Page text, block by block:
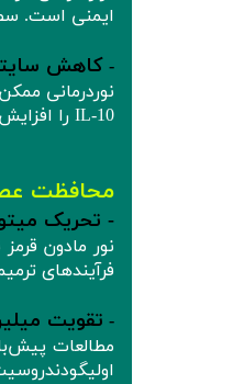
ایمنی است.
- کاهش
IL-10 را افزایش دهد.
محافظت
- تحریک
فرآیندهای
- تقویت
مطالعات